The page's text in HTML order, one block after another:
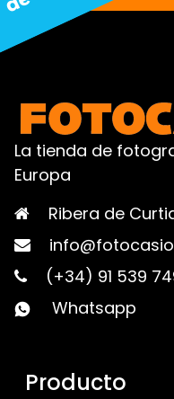
La tienda de
Europa
Ribera de
(+34) 91 539
Whatsapp
Producto